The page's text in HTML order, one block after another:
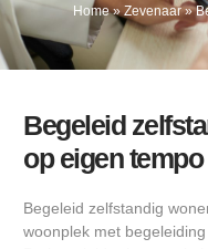
Home»Zevenaar»
Begeleid
op eigen tempo
Begeleid zelfstandig
woonplek met